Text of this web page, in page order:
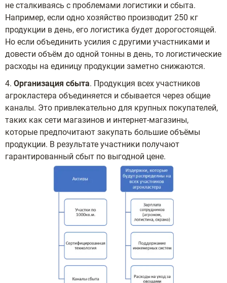
не сталкиваясь с проблемами логистики и сбыта.
Например, если одно хозяйство производит 250 кг
продукции в день, его логистика будет дорогостоящей.
Но если объединить усилия с другими участниками и
довести объём до одной тонны в день, то логистические
расходы на единицу продукции заметно снижаются.
4. Организация сбыта. Продукция всех участников
агрокластера объединяется и сбывается через общие
каналы. Это привлекательно для крупных покупателей,
таких как сети магазинов и интернет-магазины,
которые предпочитают закупать большие объёмы
продукции. В результате участники получают
гарантированный сбыт по выгодной цене.